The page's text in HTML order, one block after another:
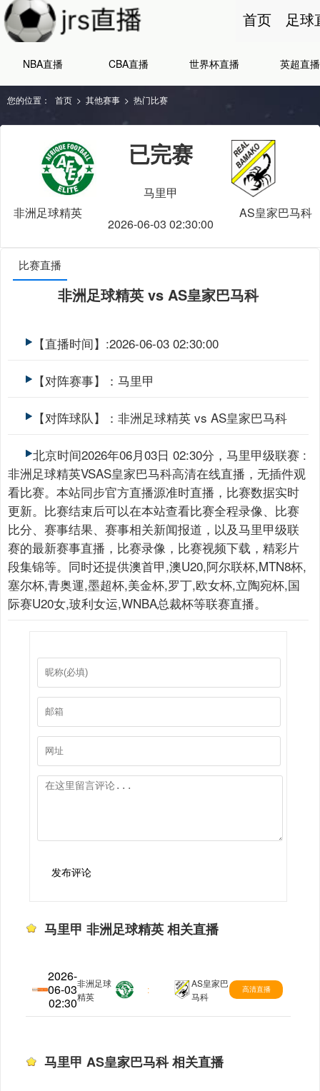
首页 足球
NBA直播 CBA直播 世界杯直播 英超直播
您的位置： 首页 > 其他赛事 > 热门比赛
非洲足球精英
已完赛
马里甲
2026-06-03 02:30:00
AS皇家巴马科
比赛直播
非洲足球精英 vs AS皇家巴马科
【直播时间】:2026-06-03 02:30:00
【对阵赛事】：马里甲
【对阵球队】：非洲足球精英 vs AS皇家巴马科
北京时间2026年06月03日 02:30分，马里甲级联赛 :
非洲足球精英VSAS皇家巴马科高清在线直播，无插件观
看比赛。本站同步官方直播源准时直播，比赛数据实时
更新。比赛结束后可以在本站查看比赛全程录像、比赛
比分、赛事结果、赛事相关新闻报道，以及马里甲级联
赛的最新赛事直播，比赛录像，比赛视频下载，精彩片
段集锦等。同时还提供澳首甲,澳U20,阿尔联杯,MTN8杯,
塞尔杯,青奥運,墨超杯,美金杯,罗丁,欧女杯,立陶宛杯,国
际赛U20女,玻利女运,WNBA总裁杯等联赛直播。
发布评论
马里甲 非洲足球精英 相关直播
2026-
06-03
02:30
马里甲
非洲足球
精英
:
AS皇家巴
马科
高清直播
马里甲 AS皇家巴马科 相关直播